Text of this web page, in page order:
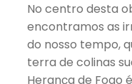
No centro desta
encontramos as
do nosso tempo,
terra de colinas
Herança de Fogo